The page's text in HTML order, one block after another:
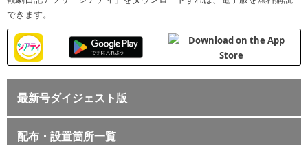
できます。
最新号ダイジェスト版
配布・設置箇所一覧